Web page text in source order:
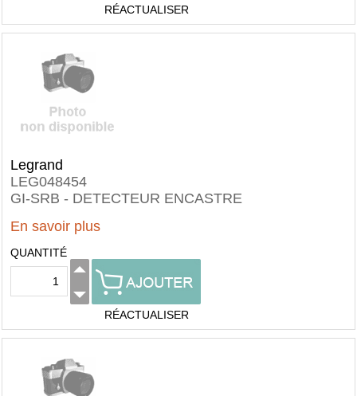
RÉACTUALISER
Legrand
LEG048454
GI-SRB - DETECTEUR ENCASTRE
En savoir plus
QUANTITÉ
RÉACTUALISER